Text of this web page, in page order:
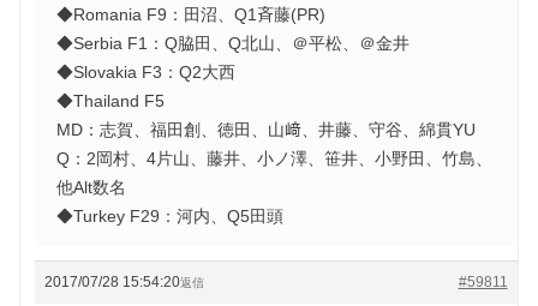
◆Romania F9：田沼、Q1斉藤(PR)
◆Serbia F1：Q脇田、Q北山、＠平松、＠金井
◆Slovakia F3：Q2大西
◆Thailand F5
MD：志賀、福田創、徳田、山﨑、井藤、守谷、綿貫YU
Q：2岡村、4片山、藤井、小ノ澤、笹井、小野田、竹島、
他Alt数名
◆Turkey F29：河内、Q5田頭
2017/07/28 15:54:20 #59811
返信